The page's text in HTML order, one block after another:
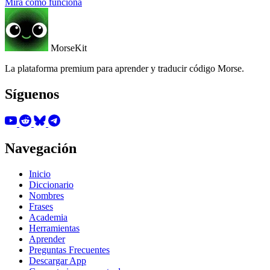
MorseKit
La plataforma premium para aprender y traducir código Morse.
Síguenos
Navegación
Inicio
Diccionario
Nombres
Frases
Academia
Herramientas
Aprender
Preguntas Frecuentes
Descargar App